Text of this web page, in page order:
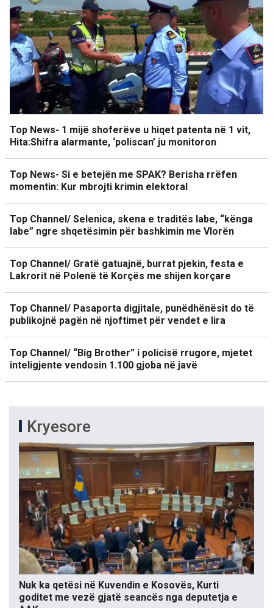
Top News- 1 mijë shoferëve u hiqet patenta në 1 vit,
Hita:Shifra alarmante, ‘poliscan’ ju monitoron
Top News- Si e betejën me SPAK? Berisha rrëfen
momentin: Kur mbrojti krimin elektoral
Top Channel/ Selenica, skena e traditës labe, “kënga
labe” ngre shqetësimin për bashkimin me Vlorën
Top Channel/ Gratë gatuajnë, burrat pjekin, festa e
Lakrorit në Polenë të Korçës me shijen korçare
Top Channel/ Pasaporta digjitale, punëdhënësit do të
publikojnë pagën në njoftimet për vendet e lira
Top Channel/ “Big Brother” i policisë rrugore, mjetet
inteligjente vendosin 1.100 gjoba në javë
Kryesore
Nuk ka qetësi në Kuvendin e Kosovës, Kurti
goditet me vezë gjatë seancës nga deputetja e